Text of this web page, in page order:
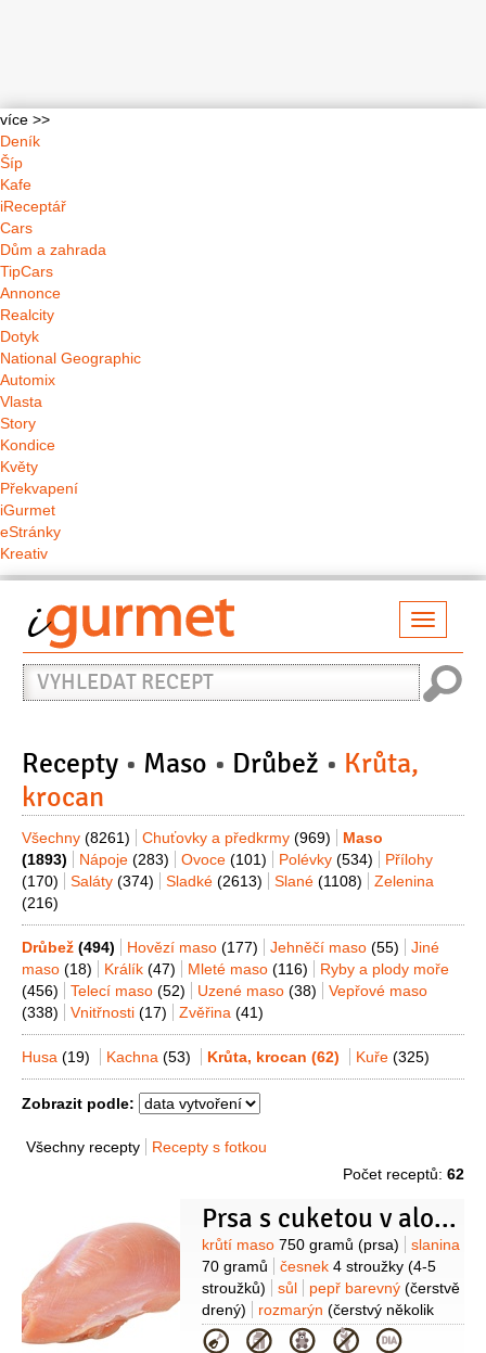
více >>
Deník
Šíp
Kafe
iReceptář
Cars
Dům a zahrada
TipCars
Annonce
Realcity
Dotyk
National Geographic
Automix
Vlasta
Story
Kondice
Květy
Překvapení
iGurmet
eStránky
Kreativ
Vyhledat
recept
Recepty Maso Drůbež
Krůta,
krocan
Všechny (8261) Chuťovky a předkrmy (969)
Maso
(1893)
Nápoje (283) Ovoce (101) Polévky (534)
Přílohy
(170)
Saláty (374) Sladké (2613) Slané (1108)
Zelenina
(216)
Drůbež (494) Hovězí maso (177) Jehněčí maso (55)
Jiné
maso (18) Králík (47) Mleté maso (116)
Ryby a plody moře
(456)
Telecí maso (52) Uzené maso (38)
Vepřové maso
(338)
Vnitřnosti (17) Zvěřina (41)
Husa (19) Kachna (53) Krůta, krocan (62) Kuře (325)
Zobrazit podle:
Všechny recepty
Recepty s fotkou
Počet receptů: 62
Prsa s cuketou v alobalu
Suroviny
krůtí maso 750 gramů (prsa)
slanina
70 gramů
česnek 4 stroužky (4-5
stroužků)
sůl pepř barevný (čerstvě
drený)
rozmarýn (čerstvý několik
snítek)
olej olivový
cuketa
Kategorie